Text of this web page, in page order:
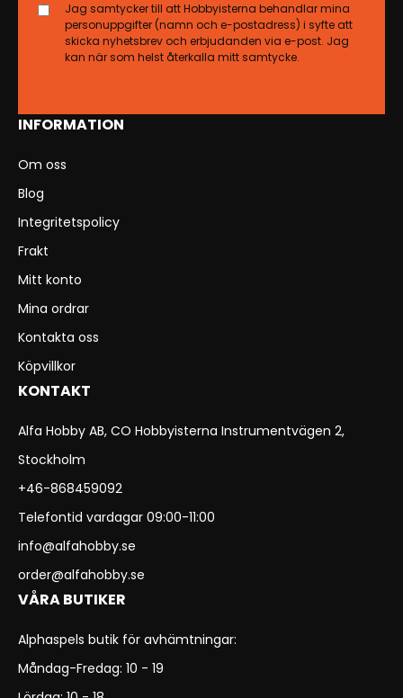
INFORMATION
Om oss
Blog
Integritetspolicy
Frakt
Mitt konto
Mina ordrar
Kontakta oss
Köpvillkor
KONTAKT
Alfa Hobby AB, CO Hobbyisterna Instrumentvägen 2,
Stockholm
+46-868459092
Telefontid vardagar 09:00-11:00
info@alfahobby.se
order@alfahobby.se
VÅRA BUTIKER
Alphaspels butik för avhämtningar:
Måndag-Fredag: 10 - 19
Jag samtycker till att Hobbyisterna behandlar mina
personuppgifter (namn och e-postadress) i syfte att
skicka nyhetsbrev och erbjudanden via e-post. Jag
kan när som helst återkalla mitt samtycke.